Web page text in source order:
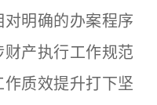
明确的办案程序
产执行工作规范
质效提升打下坚